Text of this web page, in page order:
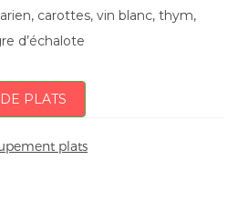
carottes, vin blanc, thym,
d’échalote
PLATS
plats